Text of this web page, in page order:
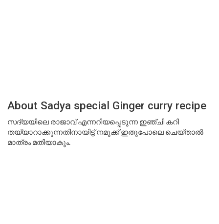
About Sadya special Ginger curry recipe
സദ്യയിലെ രാജാവ് എന്നറിയപ്പെടുന്ന ഇഞ്ചി കറി
തയ്യാറാക്കുന്നതിനായിട്ട് നമുക്ക് ഇതുപോലെ ചെയ്താൽ
മാത്രം മതിയാകും.